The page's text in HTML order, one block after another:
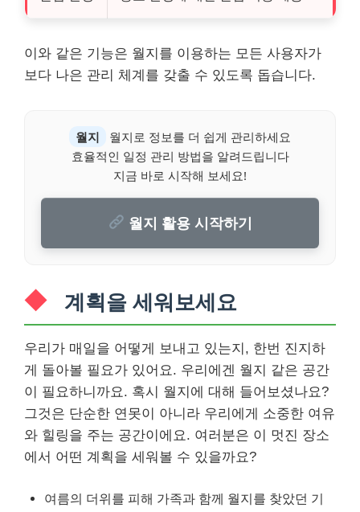
이와 같은 기능은 월지를 이용하는 모든 사용자가
보다 나은 관리 체계를 갖출 수 있도록 돕습니다.
월지
월지로 정보를 더 쉽게 관리하세요
효율적인 일정 관리 방법을 알려드립니다
지금 바로 시작해 보세요!
월지 활용 시작하기
계획을 세워보세요
우리가 매일을 어떻게 보내고 있는지, 한번 진지하
게 돌아볼 필요가 있어요. 우리에겐 월지 같은 공간
이 필요하니까요. 혹시 월지에 대해 들어보셨나요?
그것은 단순한 연못이 아니라 우리에게 소중한 여유
와 힐링을 주는 공간이에요. 여러분은 이 멋진 장소
에서 어떤 계획을 세워볼 수 있을까요?
여름의 더위를 피해 가족과 함께 월지를 찾았던 기